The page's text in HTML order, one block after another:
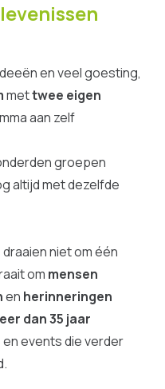
en veel goesting,
mettwee eigen
aan zelf
groepen
altijd met dezelfde
niet om één
om mensen
en herinneringen
dan 35 jaar
events die verder